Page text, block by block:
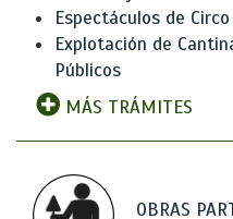
Espectáculos de Circo
Explotación de
Públicos
MÁS TRÁMITES
OBRAS